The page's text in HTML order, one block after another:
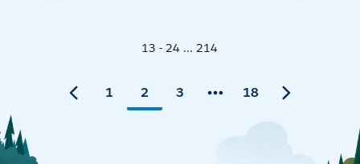
13 - 24 ... 214
1 2 3 18